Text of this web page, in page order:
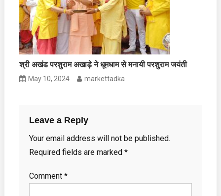
श्री अखंड परशुराम अखाड़े ने धूमधाम से मनायी परशुराम जयंती
May 10, 2024 markettadka
Leave a Reply
Your email address will not be published.
Required fields are marked *
Comment *